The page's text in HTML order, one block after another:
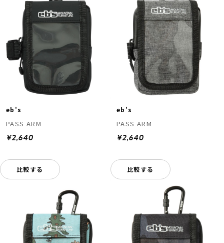
eb's
PASS ARM
¥2,640
比較する
eb's
PASS ARM
¥2,640
比較する